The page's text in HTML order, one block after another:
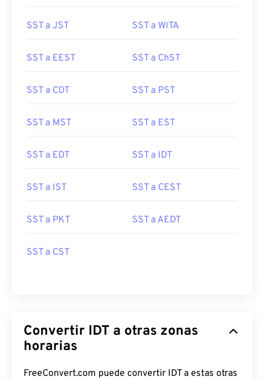
SST a JST SST a WITA
SST a EEST SST a ChST
SST a CDT SST a PST
SST a MST SST a EST
SST a EDT SST a IDT
SST a IST SST a CEST
SST a PKT SST a AEDT
SST a CST
Convertir IDT a otras zonas
horarias
FreeConvert.com puede convertir IDT a estas otras